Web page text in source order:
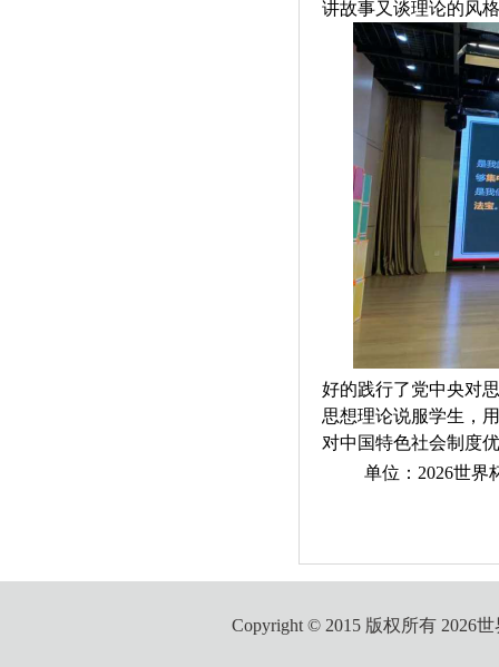
讲故事又谈理论的风
好的践行了党中央对
思想理论说服学生，
对中国特色社会制度
单位：2026世界
Copyright © 2015 版权所有 2026